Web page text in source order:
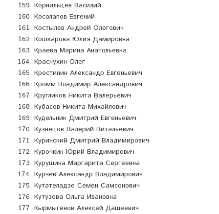
Корнильцев Василий
Косолапов Евгений
Костылев Андрей Олегович
Кошкарова Юлия Дамировна
Краева Марина Анатольевна
Краснухин Олег
Крестинин Александр Евгеньевич
Кромм Владимир Александрович
Кругликов Никита Валерьевич
Кубасов Никита Михайлович
Кудельник Дмитрий Евгеньевич
Кузнецов Валерий Витальевич
Куринский Дмитрий Владимирович
Курочкин Юрий Владимирович
Курушина Маргарита Сергеевна
Курчев Александр Владимирович
Кутателадзе Семен Самсонович
Кутузова Ольга Ивановна
Кырмыгенов Алексей Дашеевич